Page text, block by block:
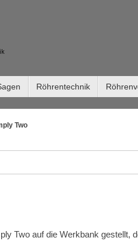
Röhrentechnik
Two
Two auf die Werkbank gestellt,